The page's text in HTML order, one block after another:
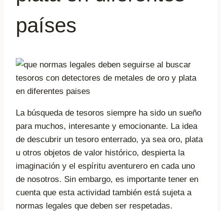
países
La búsqueda de tesoros siempre ha sido un sueño
para muchos, interesante y emocionante. La idea
de descubrir un tesoro enterrado, ya sea oro, plata
u otros objetos de valor histórico, despierta la
imaginación y el espíritu aventurero en cada uno
de nosotros. Sin embargo, es importante tener en
cuenta que esta actividad también está sujeta a
normas legales que deben ser respetadas.